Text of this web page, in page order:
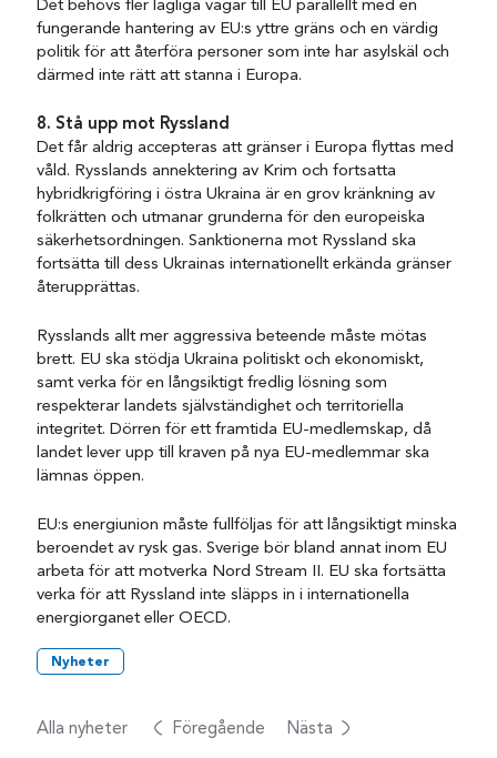
Det behövs fler lagliga vägar till EU parallellt med en
fungerande hantering av EU:s yttre gräns och en värdig
politik för att återföra personer som inte har asylskäl och
därmed inte rätt att stanna i Europa.
8. Stå upp mot Ryssland
Det får aldrig accepteras att gränser i Europa flyttas med
våld. Rysslands annektering av Krim och fortsatta
hybridkrigföring i östra Ukraina är en grov kränkning av
folkrätten och utmanar grunderna för den europeiska
säkerhetsordningen. Sanktionerna mot Ryssland ska
fortsätta till dess Ukrainas internationellt erkända gränser
återupprättas.
Rysslands allt mer aggressiva beteende måste mötas
brett. EU ska stödja Ukraina politiskt och ekonomiskt,
samt verka för en långsiktigt fredlig lösning som
respekterar landets självständighet och territoriella
integritet. Dörren för ett framtida EU-medlemskap, då
landet lever upp till kraven på nya EU-medlemmar ska
lämnas öppen.
EU:s energiunion måste fullföljas för att långsiktigt minska
beroendet av rysk gas. Sverige bör bland annat inom EU
arbeta för att motverka Nord Stream II. EU ska fortsätta
verka för att Ryssland inte släpps in i internationella
energiorganet eller OECD.
Nyheter
Alla nyheter Föregående Nästa